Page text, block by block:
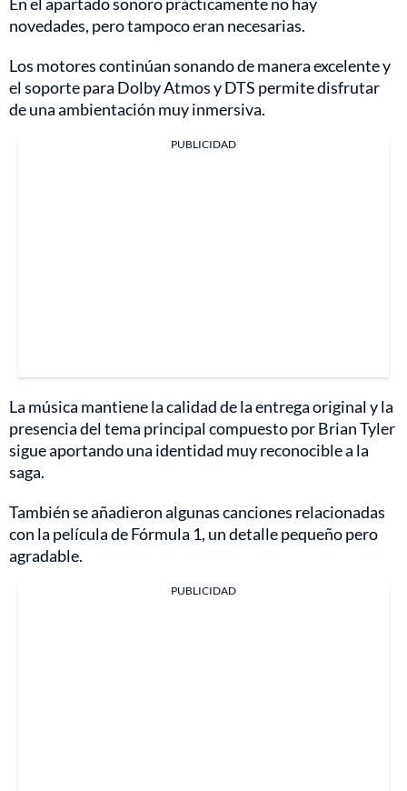
novedades, pero tampoco eran necesarias.
Los motores continúan sonando de manera excelente y
el soporte para Dolby Atmos y DTS permite disfrutar
de una ambientación muy inmersiva.
PUBLICIDAD
La música mantiene la calidad de la entrega original y la
presencia del tema principal compuesto por Brian Tyler
sigue aportando una identidad muy reconocible a la
saga.
También se añadieron algunas canciones relacionadas
con la película de Fórmula 1, un detalle pequeño pero
agradable.
PUBLICIDAD